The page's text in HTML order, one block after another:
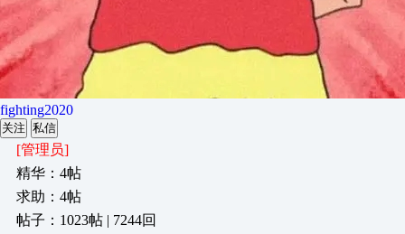
fighting2020
关注 私信
[管理员]
精华：4帖
求助：4帖
帖子：1023帖 | 7244回